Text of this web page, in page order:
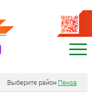
Выберите район Пенза